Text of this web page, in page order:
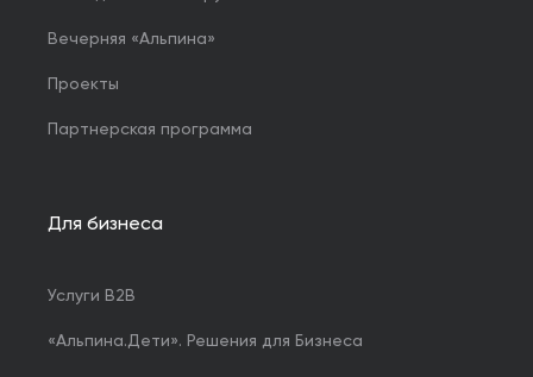
Вечерняя «Альпина»
Проекты
Партнерская программа
Для бизнеса
Услуги B2B
«Альпина.Дети». Решения для Бизнеса